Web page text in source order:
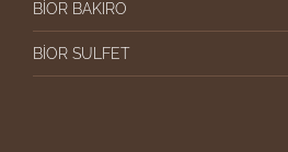
BİOR BAKIRO
BİOR SULFET